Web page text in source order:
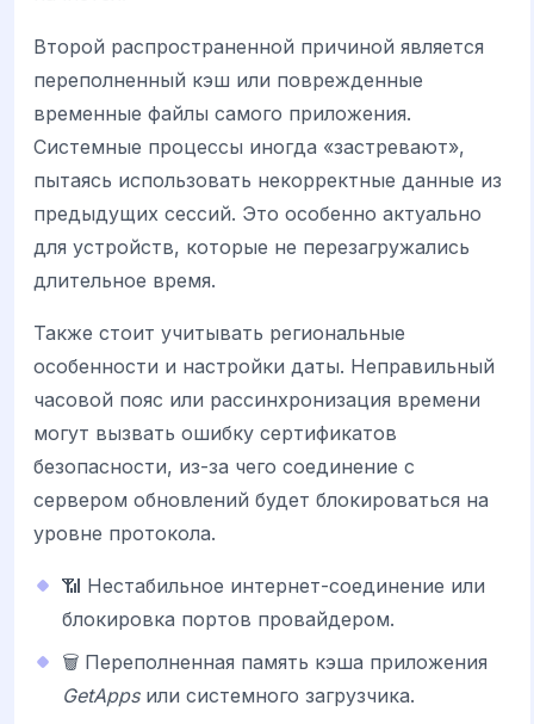
Второй распространенной причиной является
переполненный кэш или поврежденные
временные файлы самого приложения.
Системные процессы иногда «застревают»,
пытаясь использовать некорректные данные из
предыдущих сессий. Это особенно актуально
для устройств, которые не перезагружались
длительное время.
Также стоит учитывать региональные
особенности и настройки даты. Неправильный
часовой пояс или рассинхронизация времени
могут вызвать ошибку сертификатов
безопасности, из-за чего соединение с
сервером обновлений будет блокироваться на
уровне протокола.
📶 Нестабильное интернет-соединение или
блокировка портов провайдером.
🗑️ Переполненная память кэша приложения
GetAppsили системного загрузчика.